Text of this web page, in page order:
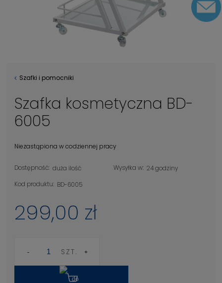
Szafki i pomocniki
Szafka kosmetyczna BD-
6005
Niezastąpiona w codziennej pracy
Dostępność: duża ilość Wysyłka w: 24 godziny
Kod produktu: BD-6005
299,00 zł
SZT.